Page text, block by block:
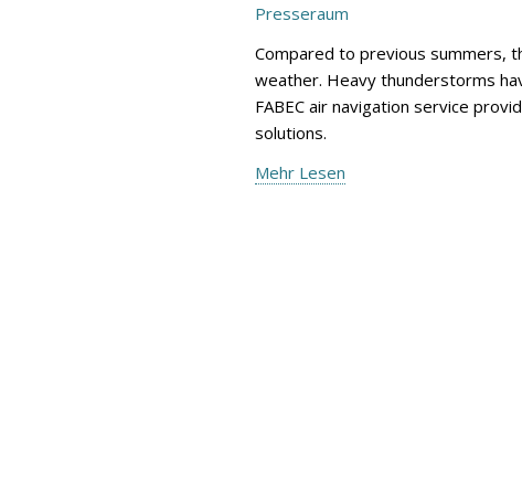
Presseraum
Compared to previous summers,
weather. Heavy thunderstorms
FABEC air navigation service
solutions.
Mehr Lesen